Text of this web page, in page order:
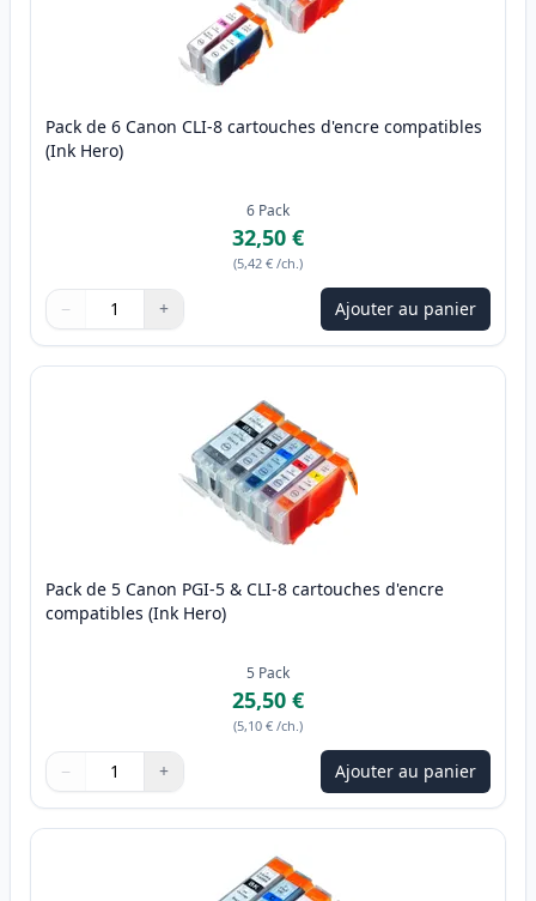
Pack de 6 Canon CLI-8 cartouches d'encre compatibles
(Ink Hero)
6 Pack
32,50 €
(5,42 € /ch.)
Quantité
Utilisez les boutons pour ajuster
− +
Quantité Ajouter au panier
Pack de 5 Canon PGI-5 & CLI-8 cartouches d'encre
compatibles (Ink Hero)
5 Pack
25,50 €
(5,10 € /ch.)
Quantité
Utilisez les boutons pour ajuster
− +
Quantité Ajouter au panier